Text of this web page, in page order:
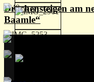
Drachensteigen am
Baamle“